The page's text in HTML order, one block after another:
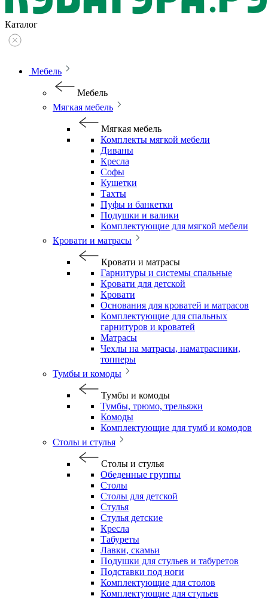
Каталог
Мебель
Мебель
Мягкая мебель
Мягкая мебель
Комплекты мягкой мебели
Диваны
Кресла
Софы
Кушетки
Тахты
Пуфы и банкетки
Подушки и валики
Комплектующие для мягкой мебели
Кровати и матрасы
Кровати и матрасы
Гарнитуры и системы спальные
Кровати для детской
Кровати
Основания для кроватей и матрасов
Комплектующие для спальных
гарнитуров и кроватей
Матрасы
Чехлы на матрасы, наматрасники,
топперы
Тумбы и комоды
Тумбы и комоды
Тумбы, трюмо, трельяжи
Комоды
Комплектующие для тумб и комодов
Столы и стулья
Столы и стулья
Обеденные группы
Столы
Столы для детской
Стулья
Стулья детские
Кресла
Табуреты
Лавки, скамьи
Подушки для стульев и табуретов
Подставки под ноги
Комплектующие для столов
Комплектующие для стульев